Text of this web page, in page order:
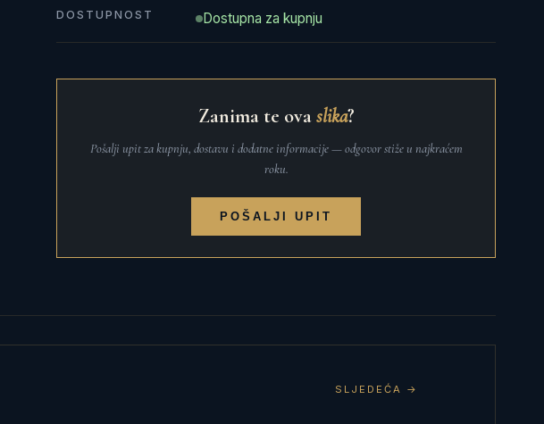
DOSTUPNOST Dostupna za kupnju
Zanima te ovaslika?
Pošalji upit za kupnju, dostavu i dodatne informacije — odgovor stiže u najkraćem
roku.
POŠALJI UPIT
SLJEDEĆA →